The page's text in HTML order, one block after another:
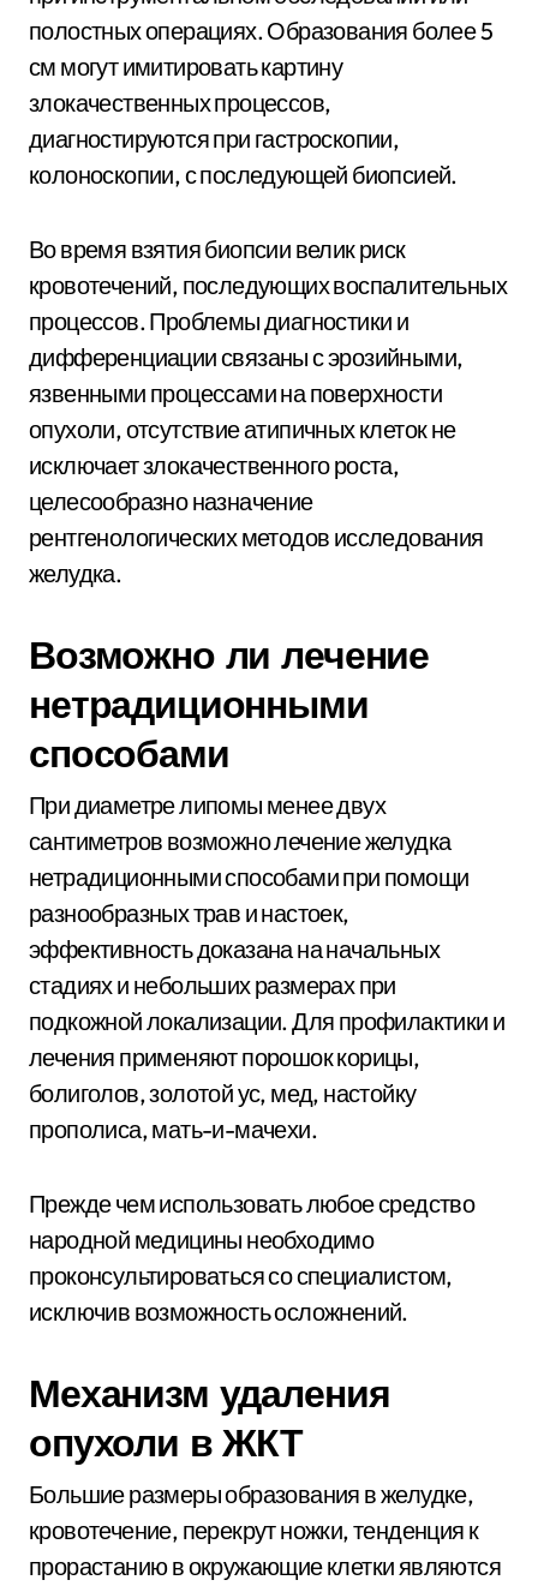
полостных операциях. Образования более 5
см могут имитировать картину
злокачественных процессов,
диагностируются при гастроскопии,
колоноскопии, с последующей биопсией.
Во время взятия биопсии велик риск
кровотечений, последующих воспалительных
процессов. Проблемы диагностики и
дифференциации связаны с эрозийными,
язвенными процессами на поверхности
опухоли, отсутствие атипичных клеток не
исключает злокачественного роста,
целесообразно назначение
рентгенологических методов исследования
желудка.
Возможно ли лечение
нетрадиционными
способами
При диаметре липомы менее двух
сантиметров возможно лечение желудка
нетрадиционными способами при помощи
разнообразных трав и настоек,
эффективность доказана на начальных
стадиях и небольших размерах при
подкожной локализации. Для профилактики и
лечения применяют порошок корицы,
болиголов, золотой ус, мед, настойку
прополиса, мать-и-мачехи.
Прежде чем использовать любое средство
народной медицины необходимо
проконсультироваться со специалистом,
исключив возможность осложнений.
Механизм удаления
опухоли в ЖКТ
Большие размеры образования в желудке,
кровотечение, перекрут ножки, тенденция к
прорастанию в окружающие клетки являются